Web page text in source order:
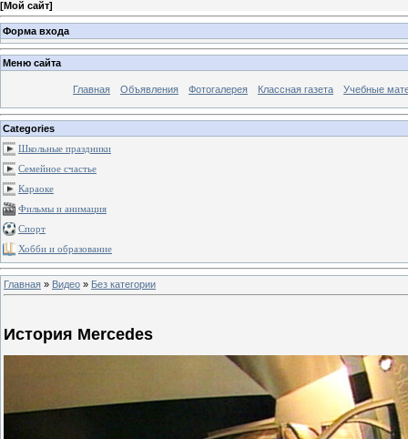
[Мой сайт]
Форма входа
Меню сайта
Главная Объявления Фотогалерея Классная газета Учебные
Categories
Школьные праздники
Семейное счастье
Караоке
Фильмы и анимация
Спорт
Хобби и образование
Главная » Видео » Без категории
История Mercedes